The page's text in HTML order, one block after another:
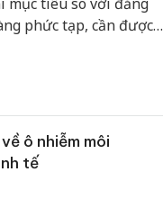
phức tạp, cần được
ô nhiễm môi
tế